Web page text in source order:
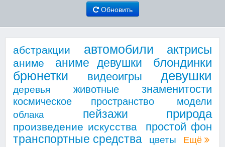
Вход
Обновить
абстракции автомобили актрисы
аниме аниме девушки блондинки
брюнетки видеоигры девушки
деревья животные знаменитости
космическое пространство модели
облака пейзажи природа
произведение искусства простой фон
транспортные средства цветы Ещё